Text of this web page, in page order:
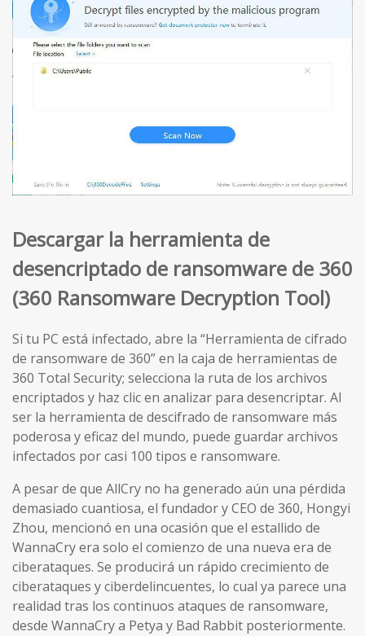
Descargar la herramienta de
desencriptado de ransomware de 360
(360 Ransomware Decryption Tool)
Si tu PC está infectado, abre la “Herramienta de cifrado
de ransomware de 360” en la caja de herramientas de
360 ​​Total Security; selecciona la ruta de los archivos
encriptados y haz clic en analizar para desencriptar. Al
ser la herramienta de descifrado de ransomware más
poderosa y eficaz del mundo, puede guardar archivos
infectados por casi 100 tipos e ransomware.
A pesar de que AllCry no ha generado aún una pérdida
demasiado cuantiosa, el fundador y CEO de 360, Hongyi
Zhou, mencionó en una ocasión que el estallido de
WannaCry era solo el comienzo de una nueva era de
ciberataques. Se producirá un rápido crecimiento de
ciberataques y ciberdelincuentes, lo cual ya parece una
realidad tras los continuos ataques de ransomware,
desde WannaCry a Petya y Bad Rabbit posteriormente.